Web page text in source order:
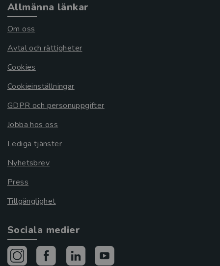
Allmänna länkar
Om oss
Avtal och rättigheter
Cookies
Cookieinställningar
GDPR och personuppgifter
Jobba hos oss
Lediga tjänster
Nyhetsbrev
Press
Tillgänglighet
Sociala medier